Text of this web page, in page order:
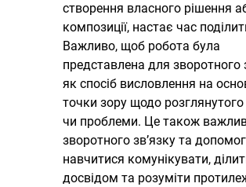
створення власного рішення
композиції, настає час
Важливо, щоб робота була
представлена ​​для зворотного
як спосіб висловлення на
точки зору щодо
чи проблеми. Це також
зворотного зв’язку та
навчитися комунікувати,
досвідом та розуміти